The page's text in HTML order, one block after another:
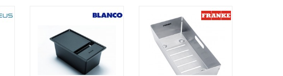
Vergleichen